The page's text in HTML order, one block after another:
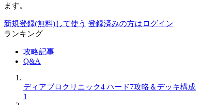
ます。
新規登録(無料)して使う 登録済みの方はログイン
ランキング
攻略記事
Q&A
ディアブロクリニック4 ハード7攻略＆デッキ構成
1